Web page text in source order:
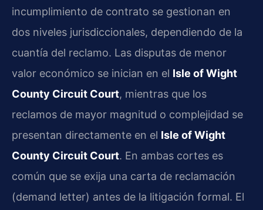
incumplimiento de contrato se gestionan en
dos niveles jurisdiccionales, dependiendo de la
cuantía del reclamo. Las disputas de menor
valor económico se inician en el Isle of Wight
County Circuit Court, mientras que los
reclamos de mayor magnitud o complejidad se
presentan directamente en el Isle of Wight
County Circuit Court. En ambas cortes es
común que se exija una carta de reclamación
(demand letter) antes de la litigación formal. El